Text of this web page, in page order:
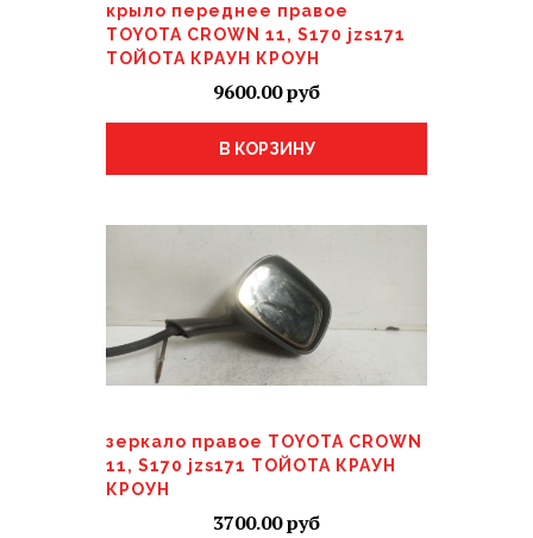
крыло переднее правое
TOYOTA CROWN 11, S170 jzs171
ТОЙОТА КРАУН КРОУН
9600.00
В КОРЗИНУ
зеркало правое TOYOTA CROWN
11, S170 jzs171 ТОЙОТА КРАУН
КРОУН
3700.00